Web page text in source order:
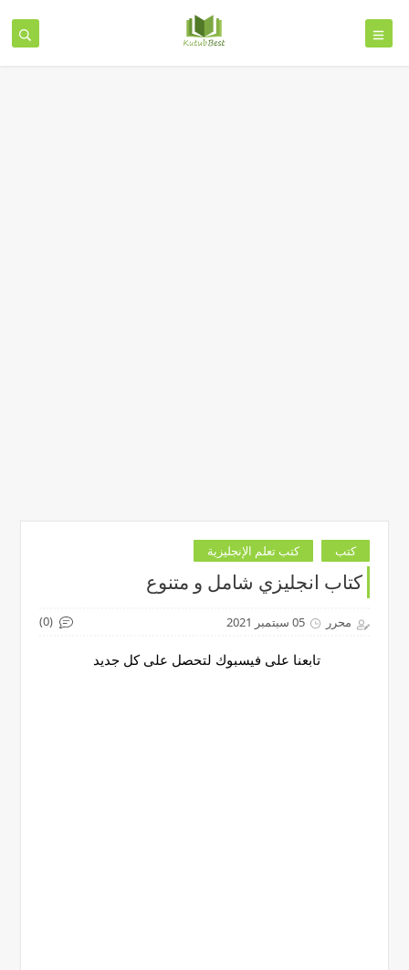
كتب كتب تعلم الإنجليزية
كتاب انجليزي شامل و متنوع
محرر 05 سبتمبر 2021 (0)
تابعنا على فيسبوك لتحصل على كل جديد